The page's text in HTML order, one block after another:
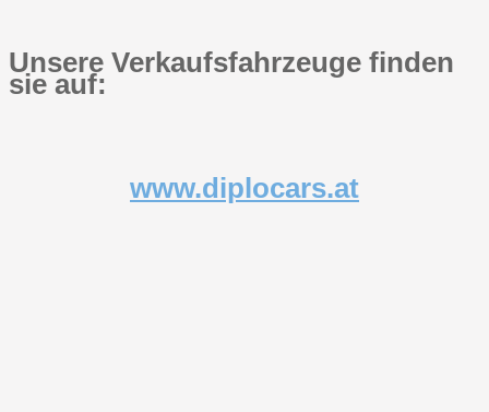
Unsere Verkaufsfahrzeuge finden
sie auf:
www.diplocars.at